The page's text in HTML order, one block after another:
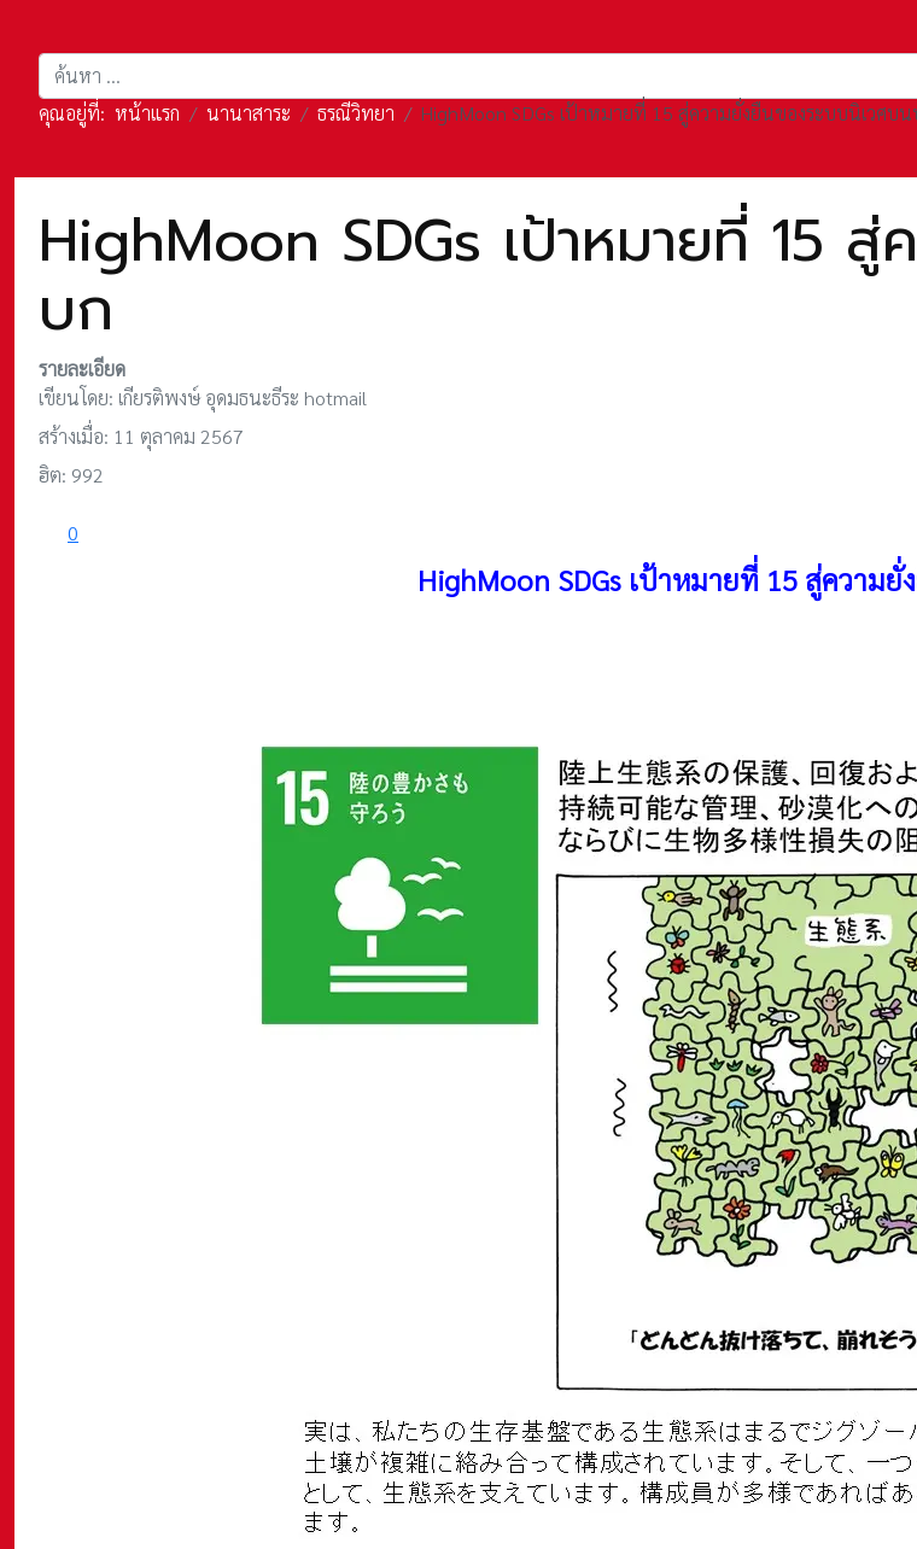
การค้นหา
คุณอยู่ที่: หน้าแรก นานาสาระ ธรณีวิทยา HighMoon SDGs เป้าหมายที่ 15 สู่ความยั่งยืนของระบบนิเวศบน
HighMoon SDGs เป้าหมายที่ 15
บก
รายละเอียด
เขียนโดย: เกียรติพงษ์ อุดมธนะธีระ hotmail
สร้างเมื่อ: 11 ตุลาคม 2567
ฮิต: 992
0
HighMoon SDGs เป้าหมายที่ 15 สู่ความยั่